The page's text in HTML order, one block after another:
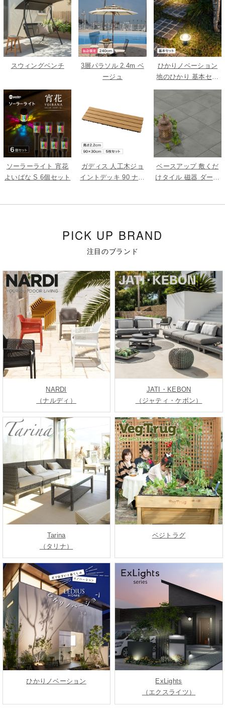
スウィングベンチ
3層パラソル 2.4m ベ
ージュ
ひかりノベーション
地のひかり 基本セッ
ソーラーライト 宵花
よいばな S 6個セット
ガディス 人工木ジョ
イントデッキ 90 ナチ
ベースアップ 敷くだ
けタイル 磁器 ダーク
PICK UP BRAND
注目のブランド
NARDI
（ナルディ）
JATI・KEBON
（ジャティ・ケボン）
Tarina
（タリナ）
ベジトラグ
ひかりノベーション
ExLights
（エクスライツ）